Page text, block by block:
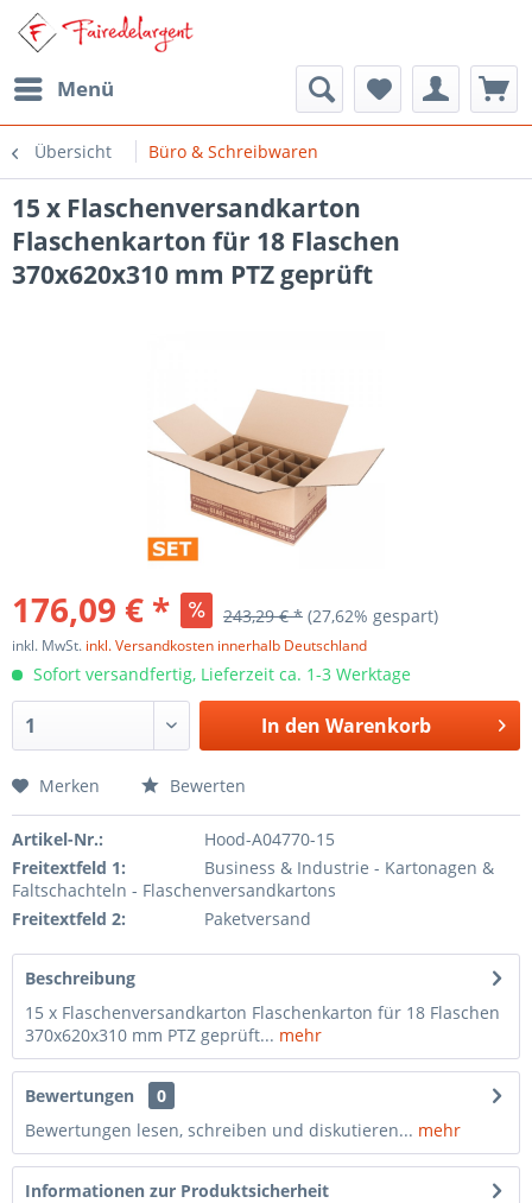
Menü
Übersicht Büro & Schreibwaren
15 x Flaschenversandkarton
Flaschenkarton für 18 Flaschen
370x620x310 mm PTZ geprüft
176,09 € * 243,29 € * (27,62% gespart)
inkl. MwSt. inkl. Versandkosten innerhalb Deutschland
Sofort versandfertig, Lieferzeit ca. 1-3 Werktage
In den Warenkorb
Merken Bewerten
Artikel-Nr.:
Hood-A04770-15
Freitextfeld 1:
Business & Industrie - Kartonagen &
Faltschachteln - Flaschenversandkartons
Freitextfeld 2:
Paketversand
Beschreibung
15 x Flaschenversandkarton Flaschenkarton für 18 Flaschen
370x620x310 mm PTZ geprüft... mehr
Bewertungen
0
Bewertungen lesen, schreiben und diskutieren... mehr
Informationen zur Produktsicherheit